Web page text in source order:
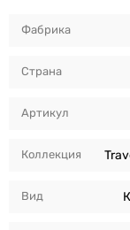
Фабрика
Страна
Артикул
Коллекция
Вид